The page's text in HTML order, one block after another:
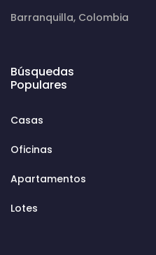
Barranquilla, Colombia
Búsquedas
Populares
Casas
Oficinas
Apartamentos
Lotes